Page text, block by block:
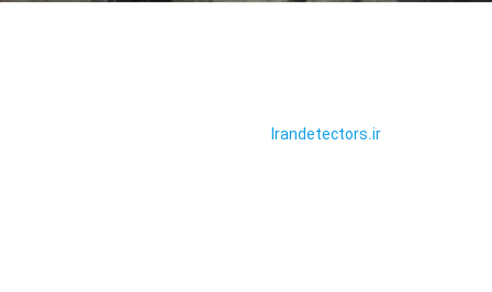
Irandetectors.irمی